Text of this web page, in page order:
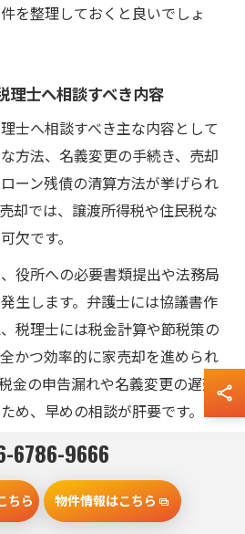
を整理しておくと良いでしょ
理士へ相談すべき内容
士へ相談すべき主な内容として
方法、名義変更の手続き、売却
ーン残債の清算方法が挙げられ
却では、譲渡所得税や住民税な
欠です。
役所への必要書類提出や法務局
生します。弁護士には協議書作
税理士には税金計算や節税策の
かつ効率的に家売却を進められ
金の申告漏れや名義変更の遅延
め、早めの相談が肝要です。
たい協議離婚の落とし
6786-9666
ちら 物件情報はこちら